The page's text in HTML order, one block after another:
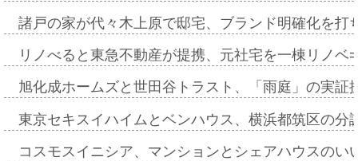
諸戸の家が代々木上原で邸宅、ブランド明確化を
リノべると東急不動産が提携、元社宅を一棟リノ
旭化成ホームズと世田谷トラスト、「雨庭」の実
東京セキスイハイムとベンハウス、横浜都筑区の
コスモスイニシア、マンションとシェアハウスの